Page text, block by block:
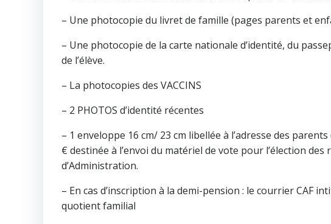
– Une photocopie du livret de famille (pages parents et
– Une photocopie de la carte nationale d’identité, du
de l’élève.
– La photocopies des VACCINS
– 2 PHOTOS d’identité récentes
– 1 enveloppe 16 cm/ 23 cm libellée à l’adresse des
€ destinée à l’envoi du matériel de vote pour l’élection
d’Administration.
– En cas d’inscription à la demi-pension : le courrier CAF
quotient familial